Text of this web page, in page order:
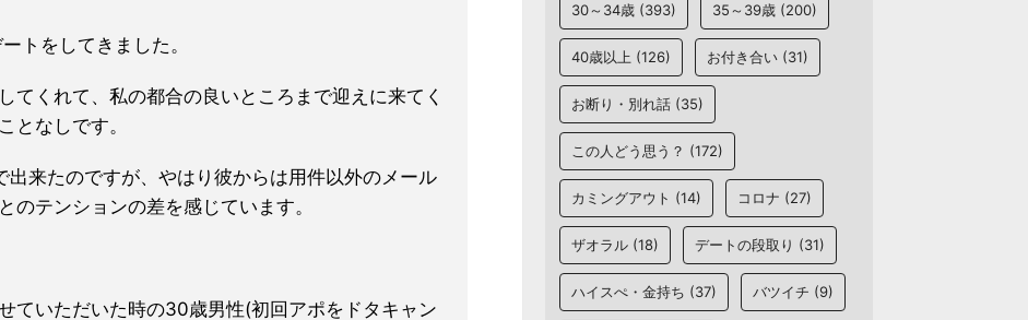
トをしてきました。
てくれて、私の都合の良いところまで迎 えに来てく
となしです。
出来たのですが、やはり彼からは用件以外のメール
のテンションの差を感じてい ます。
ていただいた時の30歳男性(初回アポをドタキャン
30～34歳 (393) 35～39歳 (200)
40歳以上 (126) お付き合い (31)
お断り・別れ話 (35)
この人どう思う？ (172)
カミングアウト (14) コロナ (27)
ザオラル (18) デートの段取り (31)
ハイスぺ・金持ち (37) バツイチ (9)